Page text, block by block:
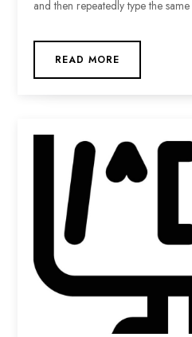
and then repeatedly type the
READ MORE